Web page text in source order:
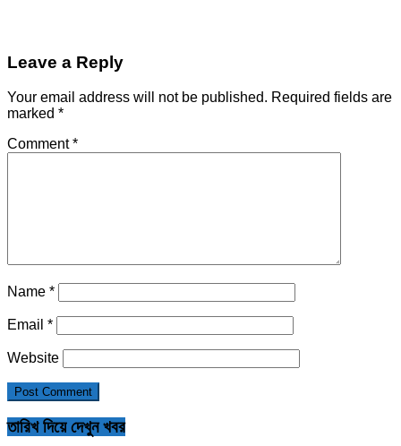
Leave a Reply
Your email address will not be published. Required fields are
marked *
Comment*
Name *
Email *
Website
তারিখ দিয়ে দেখুন খবর